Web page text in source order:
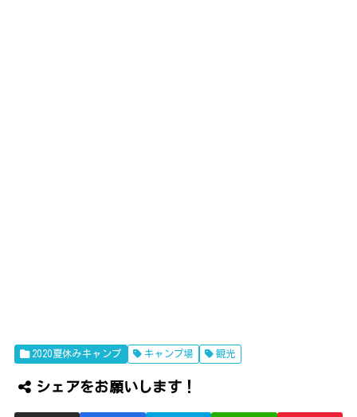
2020夏休みキャンプ キャンプ場 観光
シェアをお願いします！